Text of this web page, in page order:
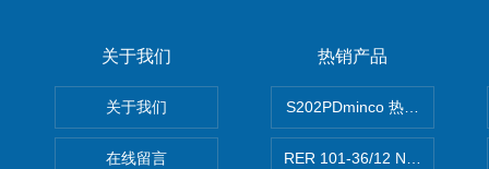
关于我们
关于我们
在线留言
热销产品
S202PDminco 热电阻
RER 101-36/12 NHH离心